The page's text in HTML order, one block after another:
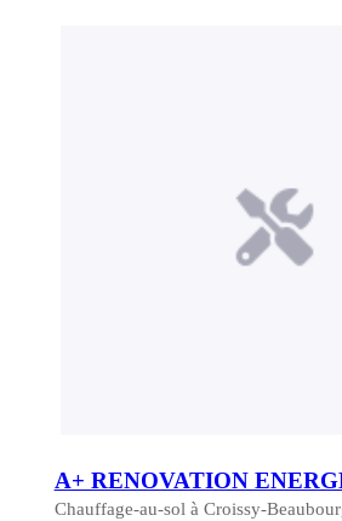
A+ RENOVATION
Chauffage-au-sol à Croissy-